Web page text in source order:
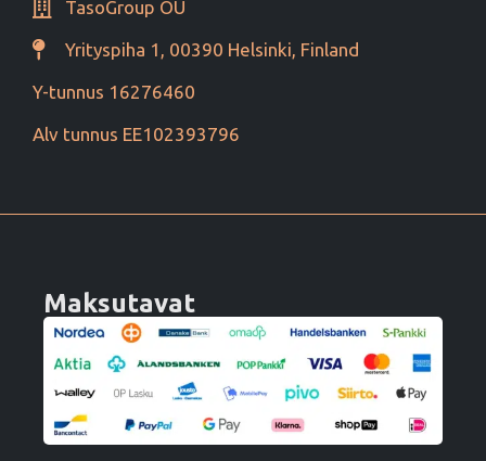
TasoGroup OÜ
Yrityspiha 1, 00390 Helsinki, Finland
Y-tunnus 16276460
Alv tunnus EE102393796
Maksutavat